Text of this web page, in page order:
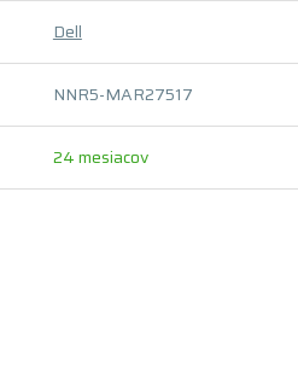
Dell
NNR5-MAR27517
24 mesiacov